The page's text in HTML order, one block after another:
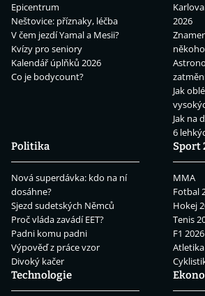
Epicentrum
Neštovice: příznaky, léčba
V čem jezdí Yamal a Mesii?
Kvízy pro seniory
Kalendář úplňků 2026
Co je bodycount?
2026
Jak
Jak na
6
Politika
Nová superdávka: kdo na ní
dosáhne?
Sjezd sudetských Němců
Proč vláda zavádí EET?
Padni komu padni
Výpověď z práce vzor
Divoký kačer
Sport
MMA
Fotbal
Hokej
Tenis
F1 2026
Technologie